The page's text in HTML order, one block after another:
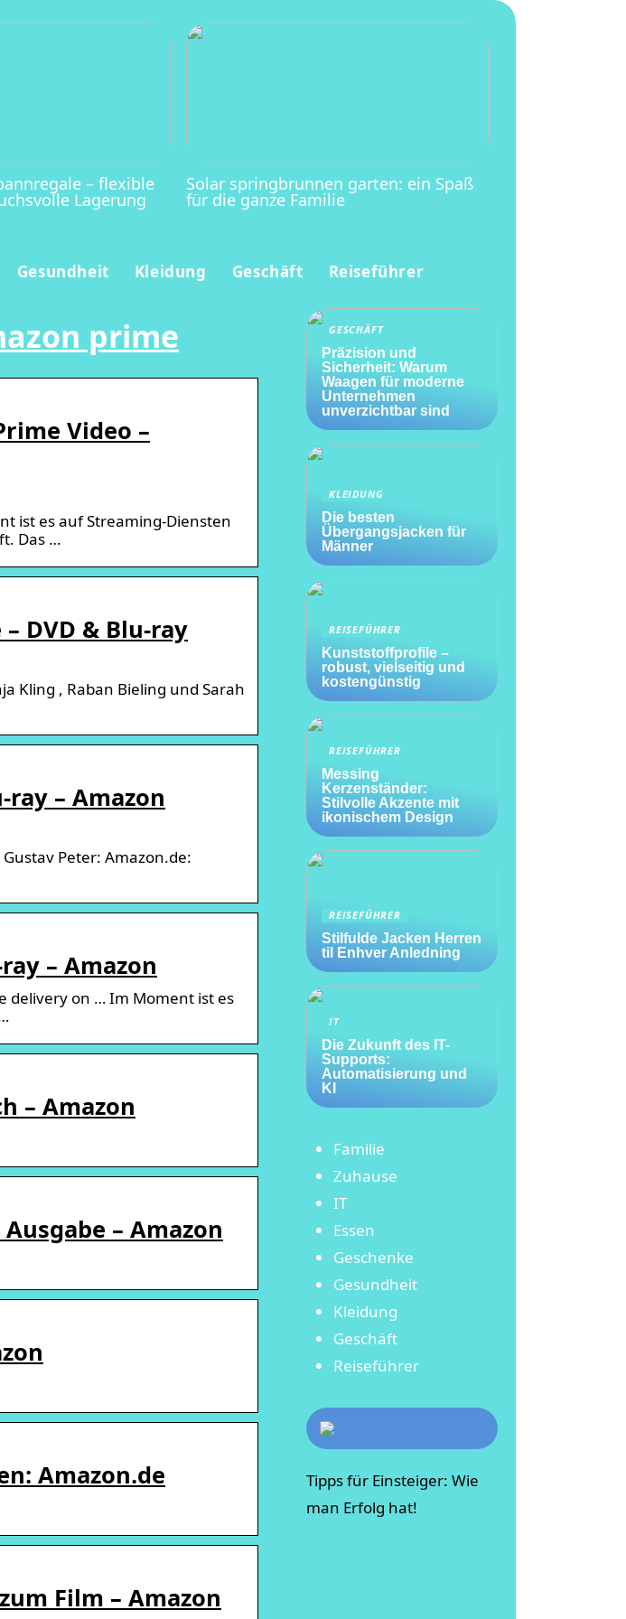
– flexible
Lagerung
Solar springbrunnen garten: ein Spaß
für die ganze Familie
Gesundheit Kleidung Geschäft Reiseführer
prime
Video –
ist es auf Streaming-Diensten
Das …
DVD & Blu-ray
Kling , Raban Bieling und Sarah
ray – Amazon
Peter: Amazon.de:
– Amazon
delivery on … Im Moment ist es
– Amazon
– Amazon
Amazon.de
Film – Amazon
GESCHÄFT
Präzision und
Sicherheit: Warum
Waagen für moderne
Unternehmen
unverzichtbar sind
KLEIDUNG
Die besten
Übergangsjacken für
Männer
REISEFÜHRER
Kunststoffprofile –
robust, vielseitig und
kostengünstig
REISEFÜHRER
Messing
Kerzenständer:
Stilvolle Akzente mit
ikonischem Design
REISEFÜHRER
Stilfulde Jacken Herren
til Enhver Anledning
IT
Die Zukunft des IT-
Supports:
Automatisierung und
KI
Familie
Zuhause
IT
Essen
Geschenke
Gesundheit
Kleidung
Geschäft
Reiseführer
Tipps für Einsteiger: Wie
man Erfolg hat!